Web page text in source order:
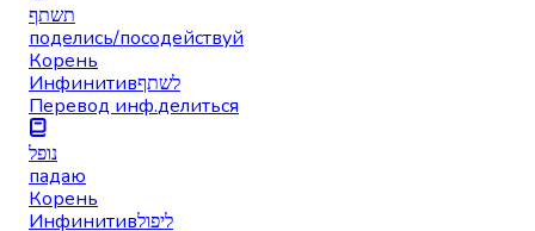
תשתף
поделись/посодействуй
Корень
Инфинитивלשתף
Перевод инф.делиться
נופל
падаю
Корень
Инфинитивליפול